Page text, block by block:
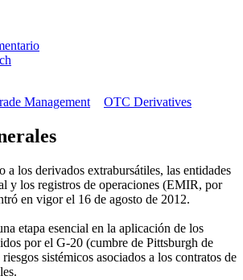
Management OTC Derivatives
a los derivados extrabursátiles, las entidades
y los registros de operaciones (EMIR, por
en vigor el 16 de agosto de 2012.
etapa esencial en la aplicación de los
por el G-20 (cumbre de Pittsburgh de
sistémicos asociados a los contratos de